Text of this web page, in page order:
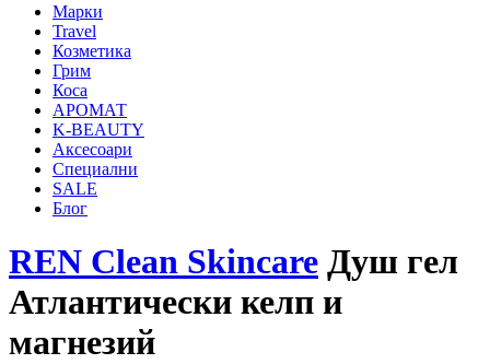
Mарки
Travel
Козметика
Грим
Коса
АРОМАТ
K-BEAUTY
Аксесоари
Специални
SALE
Блог
REN Clean Skincare Душ гел
Атлантически келп и
магнезий